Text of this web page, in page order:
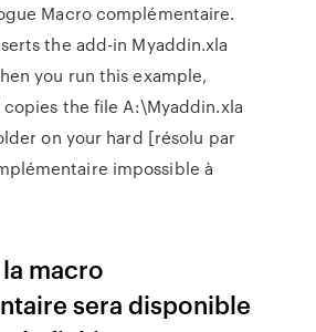
Macro complémentaire.
the add-in Myaddin.xla
you run this example,
the file A:\Myaddin.xla
on your hard [résolu par
impossible à
macro
sera disponible